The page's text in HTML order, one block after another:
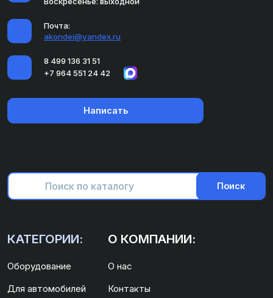
Почта:
akondei@yandex.ru
8 499 136 31 51
+7 964 551 24 42
Написать
Поиск
КАТЕГОРИИ:
Оборудование
Для автомобилей
О КОМПАНИИ:
О нас
Контакты